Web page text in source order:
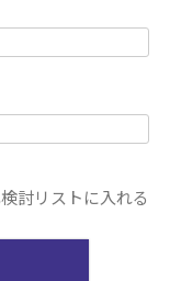
検討リストに入れる